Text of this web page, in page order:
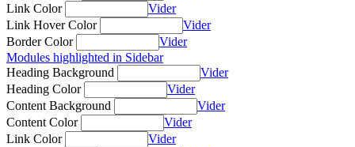
Link Color
Vider
Link Hover Color
Vider
Border Color
Vider
Modules highlighted in Sidebar
Heading Background
Vider
Heading Color
Vider
Content Background
Vider
Content Color
Vider
Link Color
Vider